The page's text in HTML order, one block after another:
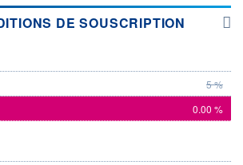
DE SOUSCRIPTION
5 %
0.00 %